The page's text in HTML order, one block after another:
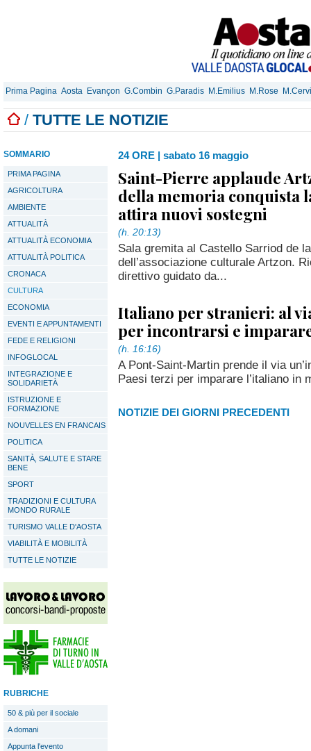
Prima Pagina Aosta Evançon G.Combin G.Paradis M.Emilius M.Rose
/ TUTTE LE NOTIZIE
SOMMARIO
PRIMA PAGINA
AGRICOLTURA
AMBIENTE
ATTUALITÀ
ATTUALITÀ ECONOMIA
ATTUALITÀ POLITICA
CRONACA
CULTURA
ECONOMIA
EVENTI E APPUNTAMENTI
FEDE E RELIGIONI
INFOGLOCAL
INTEGRAZIONE E
SOLIDARIETÀ
ISTRUZIONE E
FORMAZIONE
NOUVELLES EN FRANCAIS
POLITICA
SANITÀ, SALUTE E STARE
BENE
SPORT
TRADIZIONI E CULTURA
MONDO RURALE
TURISMO VALLE D'AOSTA
VIABILITÀ E MOBILITÀ
TUTTE LE NOTIZIE
RUBRICHE
50 & più per il sociale
A domani
Appunta l'evento
24 ORE | sabato 16 maggio
Saint-Pierre applaude
della memoria conquista
attira nuovi sostegni
(h. 20:13)
Sala gremita al Castello Sarriod de
dell’associazione culturale Artzon.
direttivo guidato da...
Italiano per stranieri: al
per incontrarsi e
(h. 16:16)
A Pont-Saint-Martin prende il via
Paesi terzi per imparare l’italiano in
NOTIZIE DEI GIORNI PRECEDENTI